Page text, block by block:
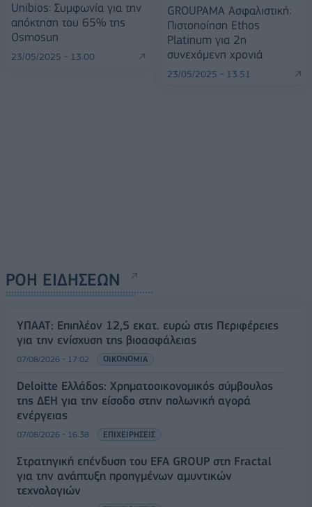
Unibios: Συμφωνία για την
απόκτηση του 65% της
Osmosun
23/05/2025 - 13:00
GROUPAMA Ασφαλιστική:
Πιστοποίηση Ethos
Platinum για 2η
συνεχόμενη χρονιά
23/05/2025 - 13:51
ΡΟΗ ΕΙΔΗΣΕΩΝ
ΥΠΑΑΤ: Επιπλέον 12,5 εκατ. ευρώ στις Περιφέρειες
για την ενίσχυση της βιοασφάλειας
07/08/2026 - 17:02 ΟΙΚΟΝΟΜΙΑ
Deloitte Ελλάδος: Χρηματοοικονομικός σύμβουλος
της ΔΕΗ για την είσοδο στην πολωνική αγορά
ενέργειας
07/08/2026 - 16:38 ΕΠΙΧΕΙΡΗΣΕΙΣ
Στρατηγική επένδυση του EFA GROUP στη Fractal
για την ανάπτυξη προηγμένων αμυντικών
τεχνολογιών